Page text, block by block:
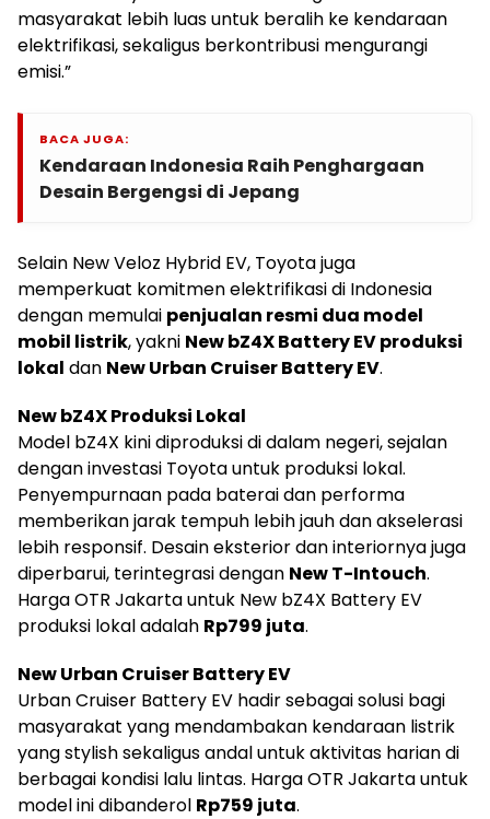
masyarakat lebih luas untuk beralih ke kendaraan
elektrifikasi, sekaligus berkontribusi mengurangi
emisi.”
BACA JUGA:
Kendaraan Indonesia Raih Penghargaan
Desain Bergengsi di Jepang
Selain New Veloz Hybrid EV, Toyota juga
memperkuat komitmen elektrifikasi di Indonesia
dengan memulai penjualan resmi dua model
mobil listrik, yakni New bZ4X Battery EV produksi
lokal dan New Urban Cruiser Battery EV.
New bZ4X Produksi Lokal
Model bZ4X kini diproduksi di dalam negeri, sejalan
dengan investasi Toyota untuk produksi lokal.
Penyempurnaan pada baterai dan performa
memberikan jarak tempuh lebih jauh dan akselerasi
lebih responsif. Desain eksterior dan interiornya juga
diperbarui, terintegrasi dengan New T-Intouch.
Harga OTR Jakarta untuk New bZ4X Battery EV
produksi lokal adalah Rp799 juta.
New Urban Cruiser Battery EV
Urban Cruiser Battery EV hadir sebagai solusi bagi
masyarakat yang mendambakan kendaraan listrik
yang stylish sekaligus andal untuk aktivitas harian di
berbagai kondisi lalu lintas. Harga OTR Jakarta untuk
model ini dibanderol Rp759 juta.